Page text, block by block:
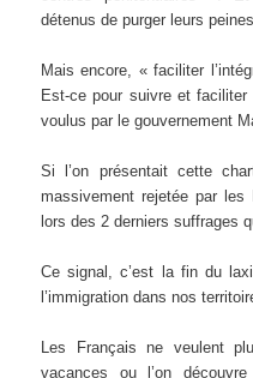
détenus de purger leurs
Mais encore, « faciliter
Est-ce pour suivre et
voulus par le gouvernement
Si l’on présentait cette
massivement rejetée par
lors des 2 derniers suffrages
Ce signal, c’est la fin du
l’immigration dans nos
Les Français ne veulent
vacances ou l’on